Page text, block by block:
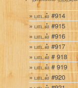
பாடல் #914
பாடல் #915
பாடல் #916
பாடல் #917
பாடல் # 918
பாடல் # 919
பாடல் #920